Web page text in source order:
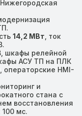
14,2 МВт , ток
шкафы релейной
АСУ ТП на ПЛК
операторские HMI-
и
стана с
восстановления
мс.